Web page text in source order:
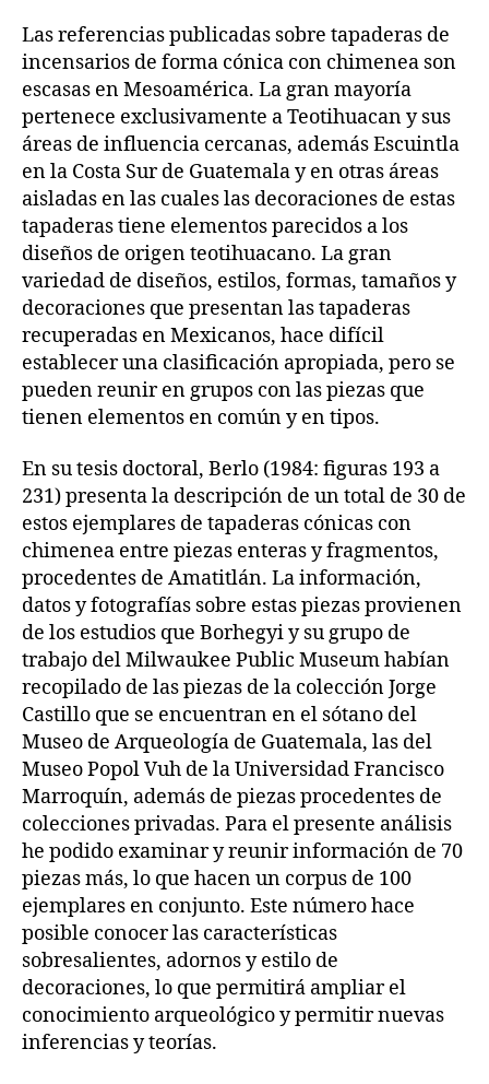
Las referencias publicadas sobre tapaderas de
incensarios de forma cónica con chimenea son
escasas en Mesoamérica. La gran mayoría
pertenece exclusivamente a Teotihuacan y sus
áreas de influencia cercanas, además Escuintla
en la Costa Sur de Guatemala y en otras áreas
aisladas en las cuales las decoraciones de estas
tapaderas tiene elementos parecidos a los
diseños de origen teotihuacano. La gran
variedad de diseños, estilos, formas, tamaños y
decoraciones que presentan las tapaderas
recuperadas en Mexicanos, hace difícil
establecer una clasificación apropiada, pero se
pueden reunir en grupos con las piezas que
tienen elementos en común y en tipos.
En su tesis doctoral, Berlo (1984: figuras 193 a
231) presenta la descripción de un total de 30 de
estos ejemplares de tapaderas cónicas con
chimenea entre piezas enteras y fragmentos,
procedentes de Amatitlán. La información,
datos y fotografías sobre estas piezas provienen
de los estudios que Borhegyi y su grupo de
trabajo del Milwaukee Public Museum habían
recopilado de las piezas de la colección Jorge
Castillo que se encuentran en el sótano del
Museo de Arqueología de Guatemala, las del
Museo Popol Vuh de la Universidad Francisco
Marroquín, además de piezas procedentes de
colecciones privadas. Para el presente análisis
he podido examinar y reunir información de 70
piezas más, lo que hacen un corpus de 100
ejemplares en conjunto. Este número hace
posible conocer las características
sobresalientes, adornos y estilo de
decoraciones, lo que permitirá ampliar el
conocimiento arqueológico y permitir nuevas
inferencias y teorías.